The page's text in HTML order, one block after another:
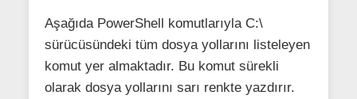
Aşağıda PowerShell komutlarıyla C:\
sürücüsündeki tüm dosya yollarını listeleyen
komut yer almaktadır. Bu komut sürekli
olarak dosya yollarını sarı renkte yazdırır.